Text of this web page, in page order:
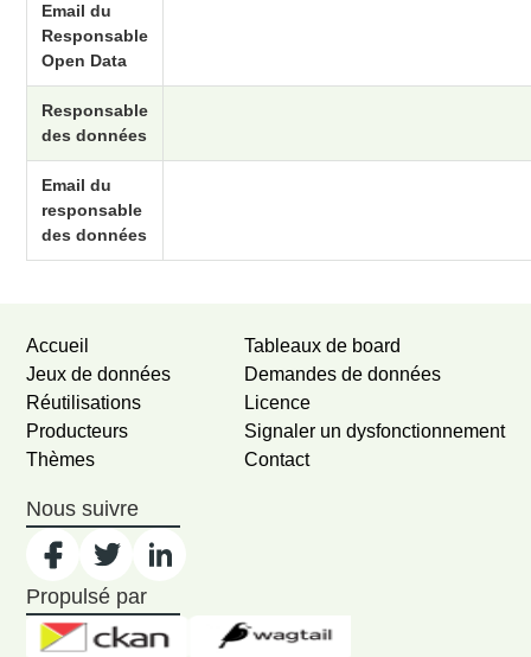
Email du
Responsable
Open Data
Responsable
des données
Email du
responsable
des données
Accueil
Jeux de données
Réutilisations
Producteurs
Thèmes
Tableaux de board
Demandes de données
Licence
Signaler un dysfonctionnement
Contact
Nous suivre
Propulsé par